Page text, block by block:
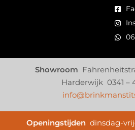
Showroom
Harderwijk 0341 –
Openingstijden dinsdag-